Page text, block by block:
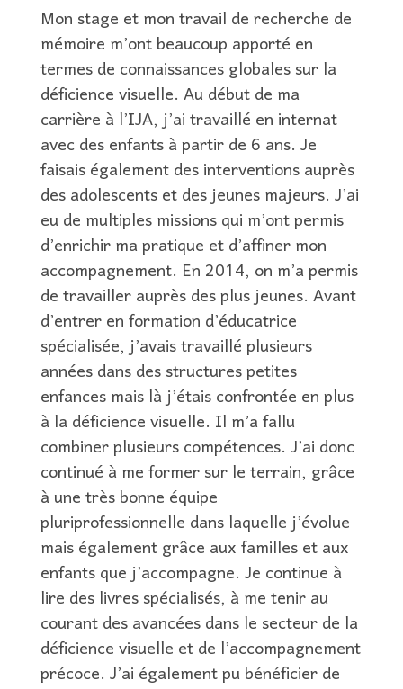
Mon stage et mon travail de recherche de
mémoire m’ont beaucoup apporté en
termes de connaissances globales sur la
déficience visuelle. Au début de ma
carrière à l’IJA, j’ai travaillé en internat
avec des enfants à partir de 6 ans. Je
faisais également des interventions auprès
des adolescents et des jeunes majeurs. J’ai
eu de multiples missions qui m’ont permis
d’enrichir ma pratique et d’affiner mon
accompagnement. En 2014, on m’a permis
de travailler auprès des plus jeunes. Avant
d’entrer en formation d’éducatrice
spécialisée, j’avais travaillé plusieurs
années dans des structures petites
enfances mais là j’étais confrontée en plus
à la déficience visuelle. Il m’a fallu
combiner plusieurs compétences. J’ai donc
continué à me former sur le terrain, grâce
à une très bonne équipe
pluriprofessionnelle dans laquelle j’évolue
mais également grâce aux familles et aux
enfants que j’accompagne. Je continue à
lire des livres spécialisés, à me tenir au
courant des avancées dans le secteur de la
déficience visuelle et de l’accompagnement
précoce. J’ai également pu bénéficier de